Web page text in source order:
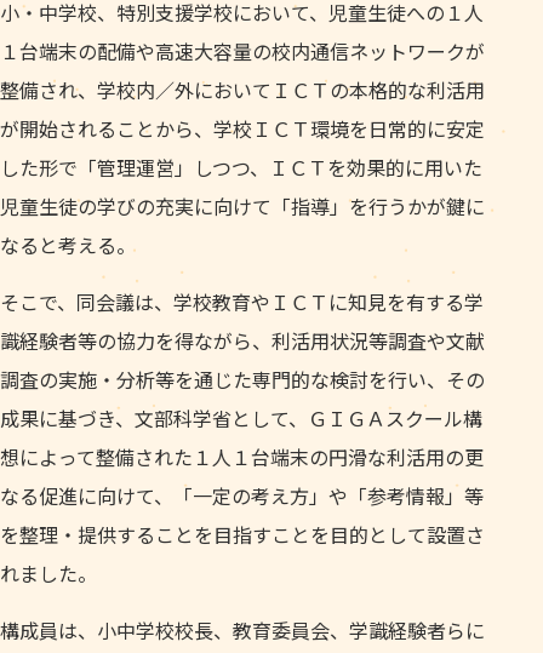
小・中学校、特別支援学校において、児童生徒への１人
１台端末の配備や高速大容量の校内通信ネットワークが
整備され、学校内／外においてＩＣＴの本格的な利活用
が開始されることから、学校ＩＣＴ環境を日常的に安定
した形で「管理運営」しつつ、ＩＣＴを効果的に用いた
児童生徒の学びの充実に向けて「指導」を行うかが鍵に
なると考える。
そこで、同会議は、学校教育やＩＣＴに知見を有する学
識経験者等の協力を得ながら、利活用状況等調査や文献
調査の実施・分析等を通じた専門的な検討を行い、その
成果に基づき、文部科学省として、ＧＩＧＡスクール構
想によって整備された１人１台端末の円滑な利活用の更
なる促進に向けて、「一定の考え方」や「参考情報」等
を整理・提供することを目指すことを目的として設置さ
れました。
構成員は、小中学校校長、教育委員会、学識経験者らに